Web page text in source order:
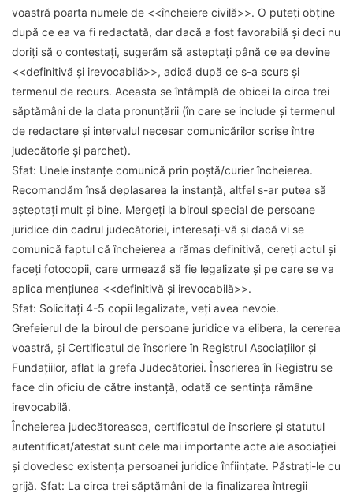
voastră poarta numele de <<încheiere civilă>>. O puteți obține
după ce ea va fi redactată, dar dacă a fost favorabilă și deci nu
doriți să o contestați, sugerăm să asteptați până ce ea devine
<<definitivă și irevocabilă>>, adică după ce s-a scurs și
termenul de recurs. Aceasta se întâmplă de obicei la circa trei
săptămâni de la data pronunțării (în care se include și termenul
de redactare și intervalul necesar comunicărilor scrise între
judecătorie și parchet).
Sfat: Unele instanțe comunică prin poștă/curier încheierea.
Recomandăm însă deplasarea la instanță, altfel s-ar putea să
așteptați mult și bine. Mergeți la biroul special de persoane
juridice din cadrul judecătoriei, interesați-vă și dacă vi se
comunică faptul că încheierea a rămas definitivă, cereți actul și
faceți fotocopii, care urmează să fie legalizate și pe care se va
aplica mențiunea <<definitivă și irevocabilă>>.
Sfat: Solicitați 4-5 copii legalizate, veți avea nevoie.
Grefeierul de la biroul de persoane juridice va elibera, la cererea
voastră, și Certificatul de înscriere în Registrul Asociațiilor și
Fundațiilor, aflat la grefa Judecătoriei. Înscrierea în Registru se
face din oficiu de către instanță, odată ce sentința rămâne
irevocabilă.
Încheierea judecătoreasca, certificatul de înscriere și statutul
autentificat/atestat sunt cele mai importante acte ale asociației
și dovedesc existența persoanei juridice înființate. Păstrați-le cu
grijă. Sfat: La circa trei săptămâni de la finalizarea întregii